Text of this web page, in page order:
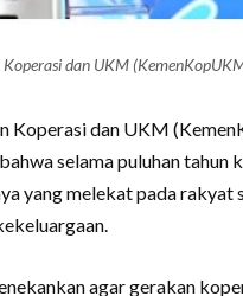
dan UKM
Koperasi dan UKM
selama puluhan
yang melekat pada rakyat
agar gerakan